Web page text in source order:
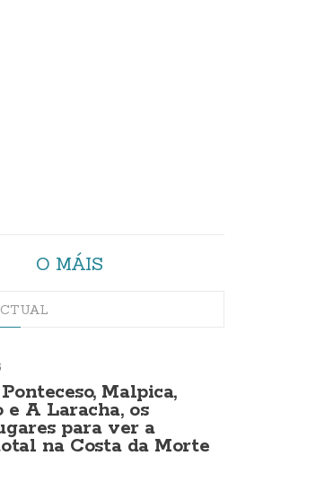
O MÁIS
Malpica,
e A Laracha, os
para ver a
na Costa da Morte